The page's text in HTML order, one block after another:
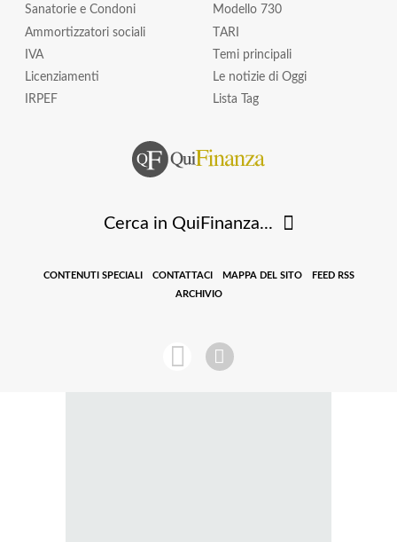
Sanatorie e Condoni
Ammortizzatori sociali
IVA
Licenziamenti
IRPEF
Modello 730
TARI
Temi principali
Le notizie di Oggi
Lista Tag
Cerca in QuiFinanza...
CONTENUTI SPECIALI CONTATTACI MAPPA DEL SITO
FEED RSS
ARCHIVIO